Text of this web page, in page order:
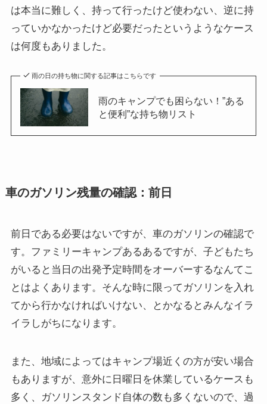
は本当に難しく、持って行ったけど使わない、逆に持
っていかなかったけど必要だったというようなケース
は何度もありました。
雨の日の持ち物に関する記事はこちらです
雨のキャンプでも困らない！”ある
と便利”な持ち物リスト
車のガソリン残量の確認：前日
前日である必要はないですが、車のガソリンの確認で
す。ファミリーキャンプあるあるですが、子どもたち
がいると当日の出発予定時間をオーバーするなんてこ
とはよくあります。そんな時に限ってガソリンを入れ
てから行かなければいけない、とかなるとみんなイラ
イラしがちになります。
また、地域によってはキャンプ場近くの方が安い場合
もありますが、意外に日曜日を休業しているケースも
多く、ガソリンスタンド自体の数も多くないので、過